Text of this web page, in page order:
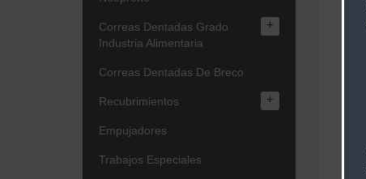
Correas Dentadas Grado
Industria Alimentaria
+
Correas Dentadas De Breco
Recubrimientos +
Empujadores
Trabajos Especiales